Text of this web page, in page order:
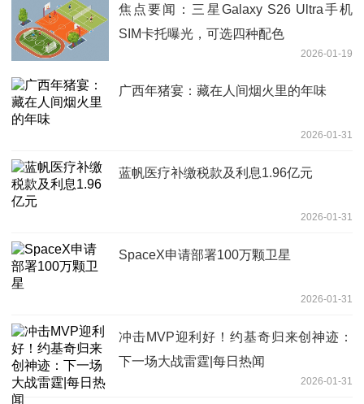
焦点要闻：三星Galaxy S26 Ultra手机
SIM卡托曝光，可选四种配色
2026-01-19
广西年猪宴：藏在人间烟火里的年味
2026-01-31
蓝帆医疗补缴税款及利息1.96亿元
2026-01-31
SpaceX申请部署100万颗卫星
2026-01-31
冲击MVP迎利好！约基奇归来创神迹：
下一场大战雷霆|每日热闻
2026-01-31